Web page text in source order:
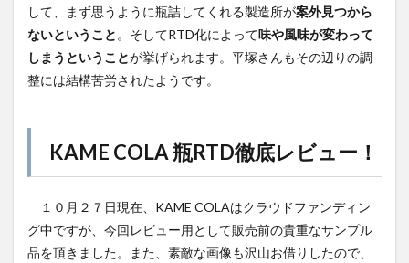
して、まず思うように瓶詰してくれる製造所が案外見つから
ないということ 。そしてRTD化によって味や風味が変わって
しまうということが挙げられます。平塚さんもその辺りの調
整には結構苦労されたようです。
KAME COLA 瓶RTD徹底レビュー！
１０月２７日現在、KAME COLAはクラウドファンディン
グ中ですが、今回レビュー用として販売前の貴重なサンプル
品を頂きました。また、素敵な画像も沢山お借りしたので、